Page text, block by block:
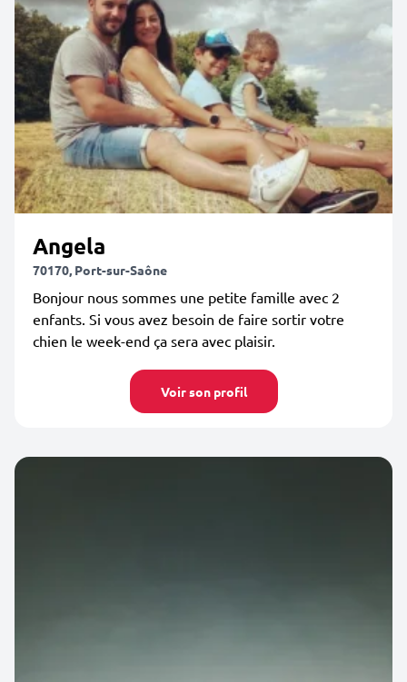
Angela
70170, Port-sur-Saône
Bonjour nous sommes une petite famille avec 2
enfants. Si vous avez besoin de faire sortir votre
chien le week-end ça sera avec plaisir.
Voir son profil